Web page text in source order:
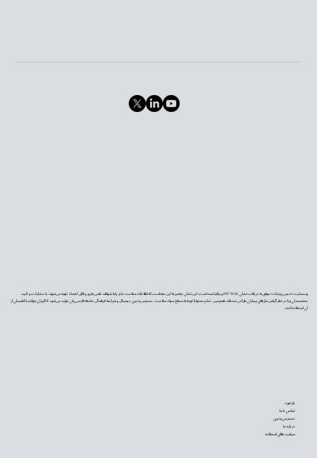
وب‌سایت «دیجی‌پزشک» موفق به دریافت نشان PIF TICK بریتانیا شده است. این نشان معتبر به این معناست که اطلاعات سلامت ما بر پایه شواهد علمی به‌روز و قابل اعتماد تهیه می‌شوند، با مشارکت و تأیید
متخصصان و با در نظر گرفتن نیازهای بیماران طراحی شده‌اند. همچنین، تمام محتوا با توجه به سطح سواد سلامت، دسترس‌پذیری دیجیتال و شرایط فرهنگی جامعه فارسی‌زبان تولید می‌شود تا کاربران بتوانند با اطمینان از
آن استفاده کنند.
بازخورد
تماس با ما
دسترس‌پذیری
درباره ما
سیاست‌های استفاده